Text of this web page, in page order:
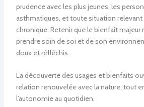
prudence avec les plus jeunes, les
asthmatiques, et toute situation relevant
chronique. Retenir que le bienfait
prendre soin de soi et de son
doux et réfléchis.
La découverte des usages et bienfaits
relation renouvelée avec la nature, tout
l’autonomie au quotidien.